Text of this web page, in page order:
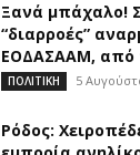
Ξανά μπάχαλο!
“διαρροές”
ΕΟΔΑΣΑΑΜ, από
ΠΟΛΙΤΙΚΗ 5
Ρόδος: